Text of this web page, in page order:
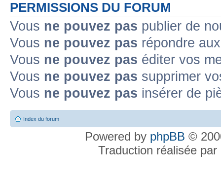
PERMISSIONS DU FORUM
Vous ne pouvez pas publier de
Vous ne pouvez pas répondre
Vous ne pouvez pas éditer vos
Vous ne pouvez pas supprimer
Vous ne pouvez pas insérer de
Index du forum
Powered by phpBB ©
Traduction réalisée par